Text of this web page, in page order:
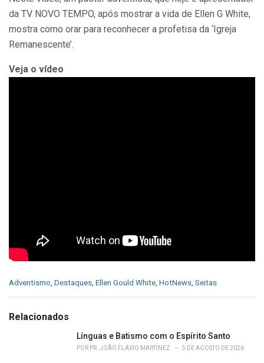
da TV NOVO TEMPO, após mostrar a vida de Ellen G White,
mostra como orar para reconhecer a profetisa da ‘Igreja
Remanescente’.
Veja o vídeo
C
e
Adventismo, Destaques, Ellen Gould White, HotNews, Seitas
Relacionados
Línguas e Batismo com o Espírito Santo
POR PR. JOÃO FLÁVIO MARTINEZ 5 DE AGOSTO DE 2026